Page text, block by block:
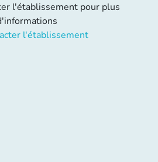
l'établissement pour plus
l'établissement